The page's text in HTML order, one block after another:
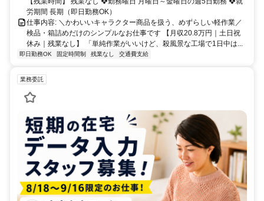
ロ（車で約5分） ・山武市立大平小学校から約3.2キロ（車で約5分）
・山武市立成東東中学校から約4.2キロ（車で約7分） ・山武市立松
尾小学校から約4.5キロ（車で約7分） ・山武市立緑海小学校から約
4.5キロ（車で約8分）
労期間 長期（即日勤務OK）
仕事内容: ＼かわいいキャラクター商品を扱う、めずらしい軽作業／
検品・箱詰めだけのシンプルなお仕事です 【月収20.8万円｜土日祝
休み｜残業なし】 「単純作業がいいけど、殺風景な工場で1日中は...
即日勤務OK 固定時間制 残業なし 交通費支給
業務委託